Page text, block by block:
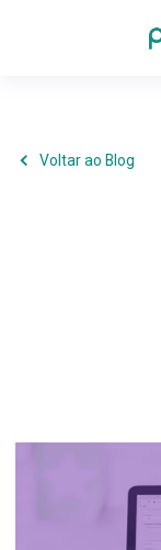
Voltar ao Blog
6
para